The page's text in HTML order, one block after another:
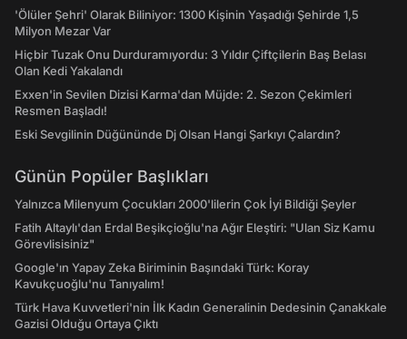
'Ölüler Şehri' Olarak Biliniyor: 1300 Kişinin Yaşadığı Şehirde 1,5
Milyon Mezar Var
Hiçbir Tuzak Onu Durduramıyordu: 3 Yıldır Çiftçilerin Baş Belası
Olan Kedi Yakalandı
Exxen'in Sevilen Dizisi Karma'dan Müjde: 2. Sezon Çekimleri
Resmen Başladı!
Eski Sevgilinin Düğününde Dj Olsan Hangi Şarkıyı Çalardın?
Günün Popüler Başlıkları
Yalnızca Milenyum Çocukları 2000'lilerin Çok İyi Bildiği Şeyler
Fatih Altaylı'dan Erdal Beşikçioğlu'na Ağır Eleştiri: "Ulan Siz Kamu
Görevlisisiniz"
Google'ın Yapay Zeka Biriminin Başındaki Türk: Koray
Kavukçuoğlu'nu Tanıyalım!
Türk Hava Kuvvetleri'nin İlk Kadın Generalinin Dedesinin Çanakkale
Gazisi Olduğu Ortaya Çıktı